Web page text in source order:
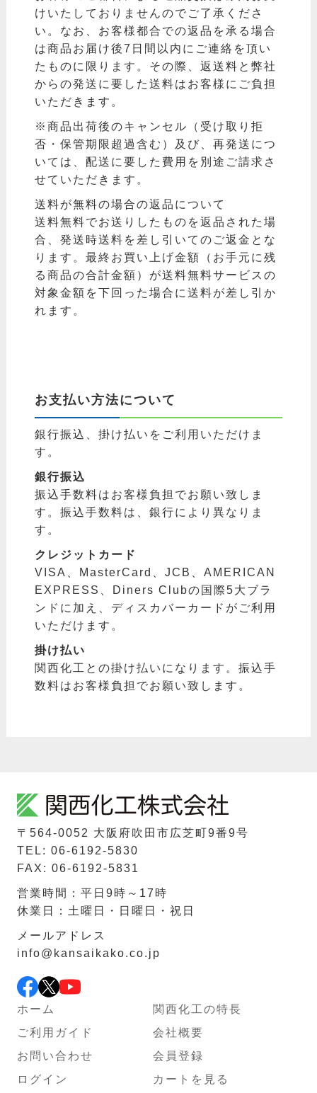
けいたしておりませんのでご了承くださ
い。なお、お客様都合での返品を承る場合
は商品お届け後7日間以内にご連絡を頂い
たものに限ります。その際、返送料と弊社
からの発送に要した送料はお客様にご負担
いただきます。
※商品出荷後のキャンセル（受け取り拒
否・保管期限超過含む）及び、再発送につ
いては、配送に要した費用を別途ご請求さ
せていただきます。
送料が無料の場合の返品について
送料無料でお送りしたものを返品された場
合、発送時送料を差し引いてのご返金とな
ります。最終お買い上げ金額（お手元に残
る商品の合計金額）が送料無料サービスの
対象金額を下回った場合に送料が差し引か
れます。
お支払い方法について
銀行振込、掛け払いをご利用いただけま
す。
銀行振込
振込手数料はお客様負担でお願い致しま
す。振込手数料は、銀行により異なりま
す。
クレジットカード
VISA、MasterCard、JCB、AMERICAN
EXPRESS、Diners Clubの国際5大ブラ
ンドに加え、ディスカバーカードがご利用
いただけます。
掛け払い
関西化工との掛け払いになります。振込手
数料はお客様負担でお願い致します。
〒564-0052 ⼤阪府吹⽥市広芝町9番9号
TEL: 06-6192-5830
FAX: 06-6192-5831
営業時間：平日9時～17時
休業日：土曜日・日曜日・祝日
メールアドレス
info@kansaikako.co.jp
ホーム
関西化工の特長
ご利用ガイド
会社概要
お問い合わせ
会員登録
ログイン
カートを見る